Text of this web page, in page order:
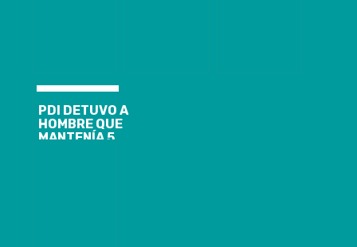
PDI DETUVO A
HOMBRE QUE
MANTENÍA 5